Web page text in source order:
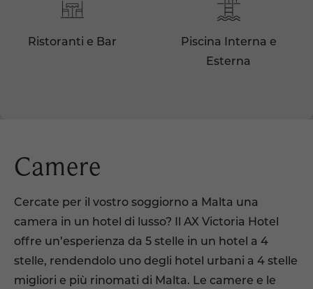
Ristoranti e Bar
Piscina Interna e
Esterna
Camere
Cercate per il vostro soggiorno a Malta una
camera in un hotel di lusso? Il AX Victoria Hotel
offre un’esperienza da 5 stelle in un hotel a 4
stelle, rendendolo uno degli hotel urbani a 4 stelle
migliori e più rinomati di Malta. Le camere e le